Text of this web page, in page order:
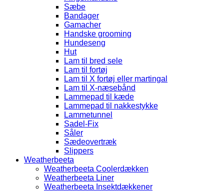
Sæbe
Bandager
Gamacher
Handske grooming
Hundeseng
Hut
Lam til bred sele
Lam til fortøj
Lam til X fortøj eller martingal
Lam til X-næsebånd
Lammepad til kæde
Lammepad til nakkestykke
Lammetunnel
Sadel-Fix
Såler
Sædeovertræk
Slippers
Weatherbeeta
Weatherbeeta Coolerdækken
Weatherbeeta Liner
Weatherbeeta Insektdækkener